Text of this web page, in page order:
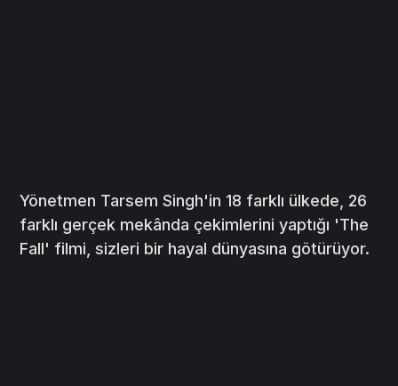
Yönetmen Tarsem Singh'in 18 farklı ülkede, 26
farklı gerçek mekânda çekimlerini yaptığı 'The
Fall' filmi, sizleri bir hayal dünyasına götürüyor.